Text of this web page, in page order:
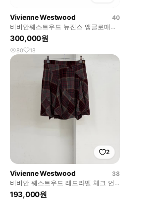
Vivienne Westwood
40
비비안웨스트우드 뉴진스 앵글로매니
아 플리츠 스커트 치마 블랙 40
300,000원
80 18
2
Vivienne Westwood
38
비비안 웨스트우드 레드라벨 체크 언
193,000원